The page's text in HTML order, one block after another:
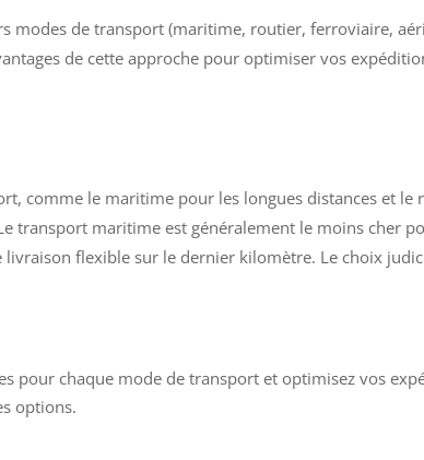
modes de transport (maritime, routier, ferroviaire,
de cette approche pour optimiser vos
comme le maritime pour les longues distances et
transport maritime est généralement le moins cher
flexible sur le dernier kilomètre. Le choix
pour chaque mode de transport et optimisez vos
options.